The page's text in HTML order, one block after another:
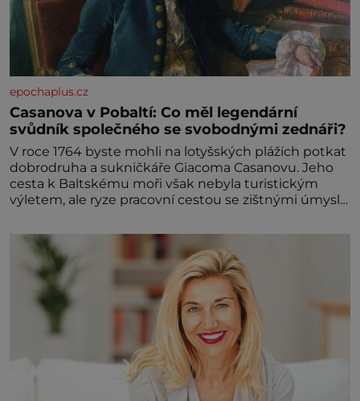
epochaplus.cz
Casanova v Pobaltí: Co měl legendární
svůdník společného se svobodnými zednáři?
V roce 1764 byste mohli na lotyšských plážích potkat
dobrodruha a sukničkáře Giacoma Casanovu. Jeho
cesta k Baltskému moři však nebyla turistickým
výletem, ale ryze pracovní cestou se zištnými úmysly.
procházel uličkami lotyšské Rigy? Casanova v Pobaltí
kontaktoval tamní zednářské lóže. Nebyl v této
oblasti žádným nováčkem, protože do zednářské